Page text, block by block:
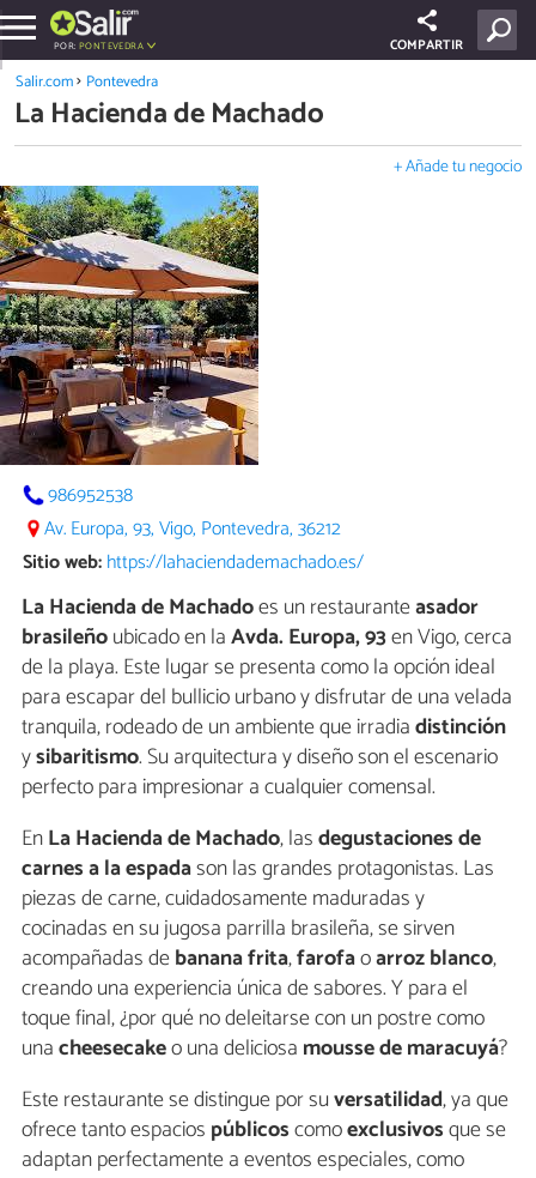
POR: PONTEVEDRA COMPARTIR
Salir.com Pontevedra
La Hacienda de Machado
+ Añade tu negocio
986952538
Av. Europa, 93, Vigo, Pontevedra, 36212
Sitio web:https://lahaciendademachado.es/
La Hacienda de Machadoes un restauranteasador
brasileñoubicado en laAvda. Europa, 93en Vigo, cerca
de la playa. Este lugar se presenta como la opción ideal
para escapar del bullicio urbano y disfrutar de una velada
tranquila, rodeado de un ambiente que irradiadistinción
ysibaritismo. Su arquitectura y diseño son el escenario
perfecto para impresionar a cualquier comensal.
EnLa Hacienda de Machado, lasdegustaciones de
carnes a la espadason las grandes protagonistas. Las
piezas de carne, cuidadosamente maduradas y
cocinadas en su jugosa parrilla brasileña, se sirven
acompañadas debanana frita,farofaoarroz blanco,
creando una experiencia única de sabores. Y para el
toque final, ¿por qué no deleitarse con un postre como
unacheesecakeo una deliciosa mousse de maracuyá?
Este restaurante se distingue por suversatilidad, ya que
ofrece tanto espacios públicoscomoexclusivosque se
adaptan perfectamente a eventos especiales, como